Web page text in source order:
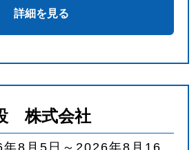
詳細を見る
株式会社
年8月5日～2026年8月16